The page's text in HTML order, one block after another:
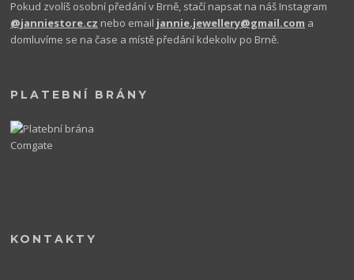
Pokud zvolíš osobní předání v Brně, stačí napsat na náš Instagram
@janniestore.cz nebo email jannie.jewellery@gmail.com a
domluvíme se na čase a místě předání kdekoliv po Brně.
PLATEBNÍ BRÁNY
KONTAKTY